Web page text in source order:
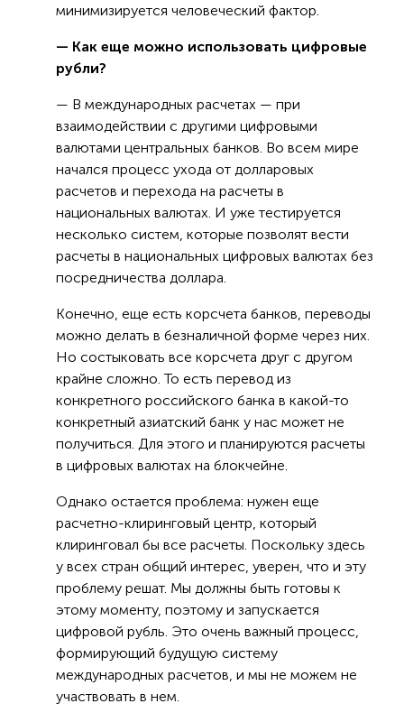
минимизируется человеческий фактор.
— Как еще можно использовать цифровые
рубли?
— В международных расчетах — при
взаимодействии с другими цифровыми
валютами центральных банков. Во всем мире
начался процесс ухода от долларовых
расчетов и перехода на расчеты в
национальных валютах. И уже тестируется
несколько систем, которые позволят вести
расчеты в национальных цифровых валютах без
посредничества доллара.
Конечно, еще есть корсчета банков, переводы
можно делать в безналичной форме через них.
Но состыковать все корсчета друг с другом
крайне сложно. То есть перевод из
конкретного российского банка в какой-то
конкретный азиатский банк у нас может не
получиться. Для этого и планируются расчеты
в цифровых валютах на блокчейне.
Однако остается проблема: нужен еще
расчетно-клиринговый центр, который
клиринговал бы все расчеты. Поскольку здесь
у всех стран общий интерес, уверен, что и эту
проблему решат. Мы должны быть готовы к
этому моменту, поэтому и запускается
цифровой рубль. Это очень важный процесс,
формирующий будущую систему
международных расчетов, и мы не можем не
участвовать в нем.